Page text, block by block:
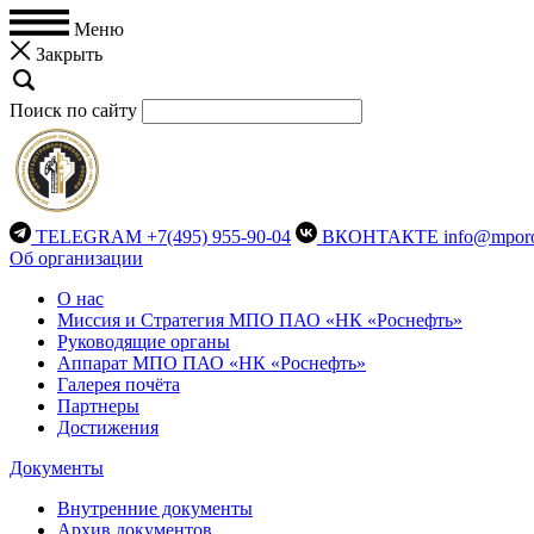
Меню
Закрыть
Поиск по сайту
TELEGRAM +7(495) 955-90-04 ВКОНТАКТЕ
Об организации
О нас
Миссия и Стратегия МПО ПАО «НК «Роснефть»
Руководящие органы
Аппарат МПО ПАО «НК «Роснефть»
Галерея почёта
Партнеры
Достижения
Документы
Внутренние документы
Архив документов